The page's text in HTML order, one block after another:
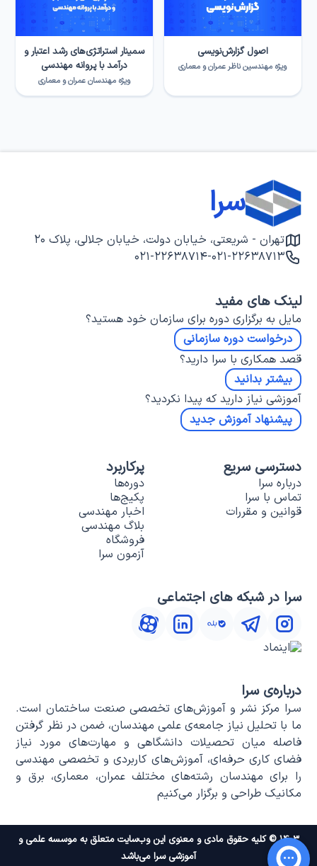
اصول گزارش‌نویسی
ویژه مهندسین ناظر عمران و معماری
سمینار استراتژی‌های رشد اعتبار و
درآمد با پروانه مهندسی
ویژه مهندسان عمران و معماری
سرا
تهران - شریعتی، خیابان دولت، خیابان جلالی، پلاک ۲۰
۰۲۱-۲۲۶۳۸۷۱۳-۰۲۱-۲۲۶۳۸۷۱۴
لینک های مفید
مایل به برگزاری دوره برای سازمان خود هستید؟
درخواست دوره سازمانی
قصد همکاری با سرا دارید؟
بیشتر بدانید
آموزشی نیاز دارید که پیدا نکردید؟
پیشنهاد آموزش جدید
دسترسی سریع
درباره سرا
تماس با سرا
قوانین و مقررات
پرکاربرد
دوره‌ها
پکیج‌ها
اخبار مهندسی
بلاگ مهندسی
فروشگاه
آزمون سرا
سرا در شبکه های اجتماعی
درباره‌ی سرا
سـرا مرکز نشر و آموزش‌های تخصصی صنعت ساختمان است.
ما با تحلیل نیاز جامعه‌ی علمی مهندسان، ضمن در نظر گرفتن
فاصله میان تحصیلات دانشگاهی و مهارت‌های مورد نیاز
فضای کاری حرفه‌ای، آموزش‌های کاربردی و تخصصی مهندسی
را برای مهندسان رشته‌های مختلف عمران، معماری، برق و
مکانیک طراحی و برگزار می‌کنیم
۱۴۰۳ © کلیه حقوق مادی و معنوی این وب‌سایت متعلق به موسسه علمی و
آموزشی سرا می‌باشد